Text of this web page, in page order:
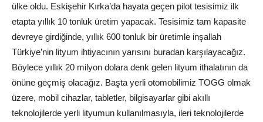
ülke oldu. Eskişehir Kırka’da hayata geçen pilot tesisimiz ilk
etapta yıllık 10 tonluk üretim yapacak. Tesisimiz tam kapasite
devreye girdiğinde, yıllık 600 tonluk bir üretimle inşallah
Türkiye’nin lityum ihtiyacının yarısını buradan karşılayacağız.
Böylece yıllık 20 milyon dolara denk gelen lityum ithalatının da
önüne geçmiş olacağız. Başta yerli otomobilimiz TOGG olmak
üzere, mobil cihazlar, tabletler, bilgisayarlar gibi akıllı
teknolojilerde yerli lityumun kullanılmasıyla, ileri teknolojilerde